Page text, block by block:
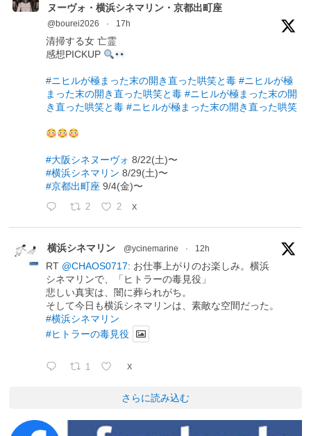
ヌーヴォ・横浜シネマリン・京都出町座
@bourei2026 · 17h
清掃する女 亡霊
感想PICKUP
#ニヒルが極まった末の開き直った哄笑と毒 #ニヒルが極
まった末の開き直った哄笑と毒 #ニヒルが極まった末の開
き直った哄笑と毒 #ニヒルが極まった末の開き直った哄笑
#大阪シネヌーヴォ 8/22(土)〜
#横浜シネマリン 8/29(土)〜
#京都出町座 9/4(金)〜
2 2 X
横浜シネマリン @ycinemarine · 12h
RT @CHAOS0717: お仕事上がりのお楽しみ。横浜
シネマリンで、「ヒトラーの毒見役」
悲しい真実は、闇に葬られがち。
そして今日も横浜シネマリンは、素敵な空間だった。
#横浜シネマリン
#ヒトラーの毒見役
1 X
さらに読み込む